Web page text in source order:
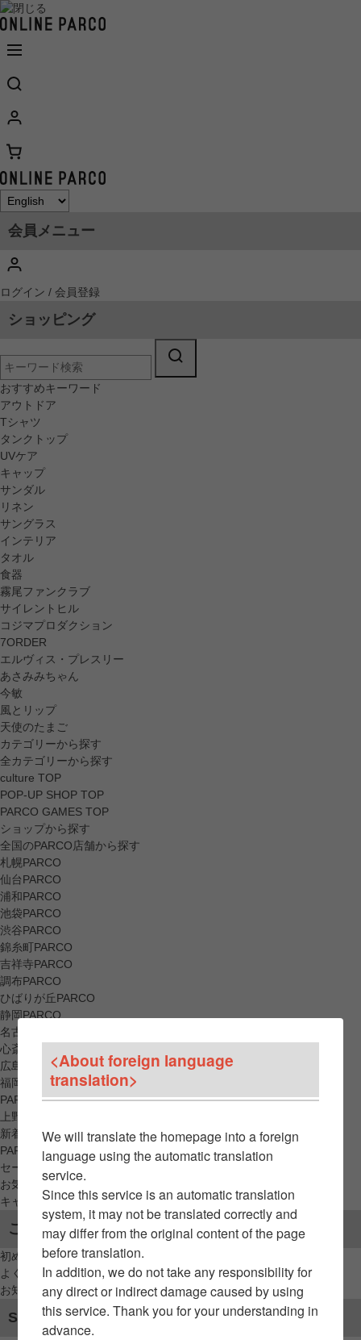
会員メニュー
ログイン / 会員登録
ショッピング
おすすめキーワード
アウトドア
Tシャツ
タンクトップ
UVケア
キャップ
サンダル
リネン
サングラス
インテリア
タオル
食器
霧尾ファンクラブ
サイレントヒル
コジマプロダクション
7ORDER
エルヴィス・プレスリー
あさみみちゃん
今敏
風とリップ
天使のたまご
カテゴリーから探す
全カテゴリーから探す
culture TOP
POP-UP SHOP TOP
PARCO GAMES TOP
ショップから探す
全国のPARCO店舗から探す
札幌PARCO
仙台PARCO
浦和PARCO
池袋PARCO
渋谷PARCO
錦糸町PARCO
吉祥寺PARCO
調布PARCO
ひばりが丘PARCO
静岡PARCO
名古屋PARCO
心斎橋PARCO
広島PARCO
福岡PARCO
PARCO_ya
上野
新着アイテムから探す
PARCO限定アイテムから探す
セールアイテムから探す
お気に入りから探す
キャンペーン/クーポン対象から探す
ご利用案内
初めてのお客様へ
よくあるご質問 / お問い合わせ
お知らせ
SNSアカウント
<About foreign language
translation>
We will translate the homepage into a foreign
language using the automatic translation
service.
Since this service is an automatic translation
system, it may not be translated correctly and
may differ from the original content of the page
before translation.
In addition, we do not take any responsibility for
any direct or indirect damage caused by using
this service. Thank you for your understanding in
advance.